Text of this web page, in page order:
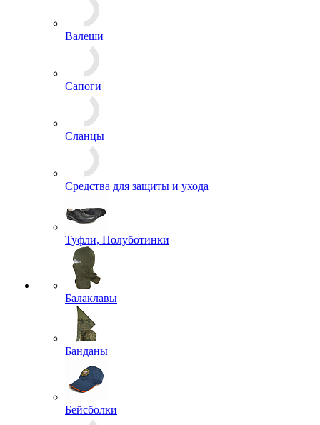
Валеши
Сапоги
Сланцы
Средства для защиты и ухода
Туфли, Полуботинки
Балаклавы
Банданы
Бейсболки